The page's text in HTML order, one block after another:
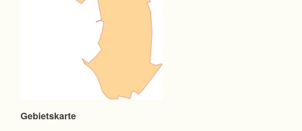
Gebietskarte